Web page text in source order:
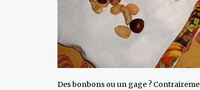
Des bonbons ou un gage ?